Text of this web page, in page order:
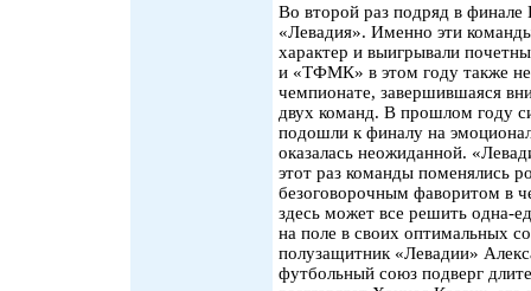
Во второй раз подряд в
«Левадия». Именно эти
характер и выигрывали
и «ТФМК» в этом году также не
чемпионате, завершившаяся
двух команд. В прошлом году
подошли к финалу на
оказалась неожиданной.
этот раз команды поменялись
безоговорочным фаворитом в
здесь может все решить одна-
на поле в своих оптимальных
полузащитник «Левадии»
футбольный союз подверг